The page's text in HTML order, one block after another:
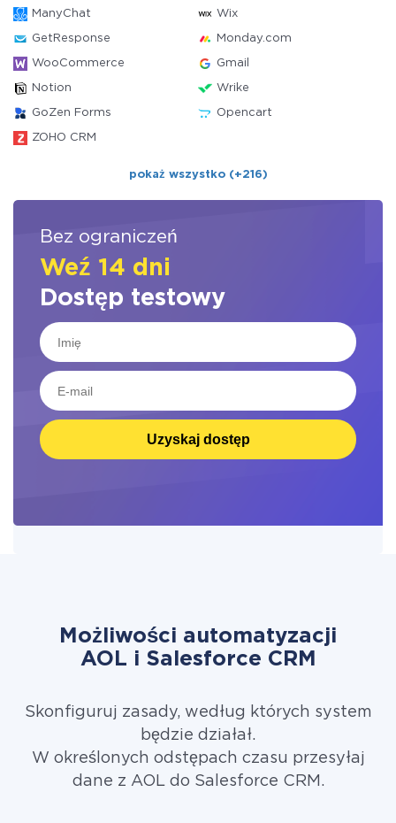
ManyChat Wix
GetResponse Monday.com
WooCommerce Gmail
Notion Wrike
GoZen Forms Opencart
ZOHO CRM
pokaż wszystko (+216)
Bez ograniczeń
Weź 14 dni
Dostęp testowy
Uzyskaj dostęp
Możliwości automatyzacji
AOL i Salesforce CRM
Skonfiguruj zasady, według których system
będzie działał.
W określonych odstępach czasu przesyłaj
dane z AOL do Salesforce CRM.